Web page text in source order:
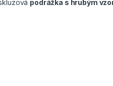
podrážka s hrubým